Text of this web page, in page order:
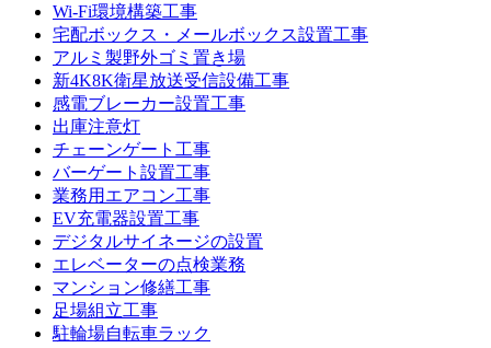
Wi-Fi環境構築工事
宅配ボックス・メールボックス設置工事
アルミ製野外ゴミ置き場
新4K8K衛星放送受信設備工事
感電ブレーカー設置工事
出庫注意灯
チェーンゲート工事
バーゲート設置工事
業務用エアコン工事
EV充電器設置工事
デジタルサイネージの設置
エレベーターの点検業務
マンション修繕工事
足場組立工事
駐輪場自転車ラック